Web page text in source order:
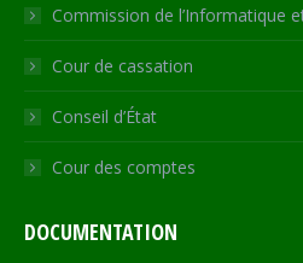
Commission de l’Informatique
Cour de cassation
Conseil d’État
Cour des comptes
DOCUMENTATION